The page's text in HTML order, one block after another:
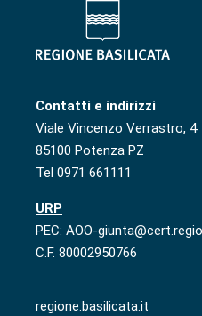
Contatti e indirizzi
Viale Vincenzo Verrastro, 4
85100 Potenza PZ
Tel 0971 661111
URP
PEC: AOO-
C.F. 80002950766
regione.basilicata.it